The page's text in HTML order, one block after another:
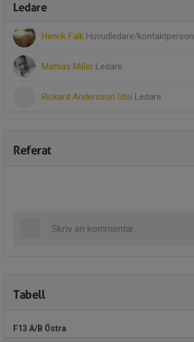
Ledare
Henrik Falk Huvudledare/kontaktperson
Mattias Miller Ledare
Rickard Andersson Utsi Ledare
Referat
Tabell
F13 A/B Östra